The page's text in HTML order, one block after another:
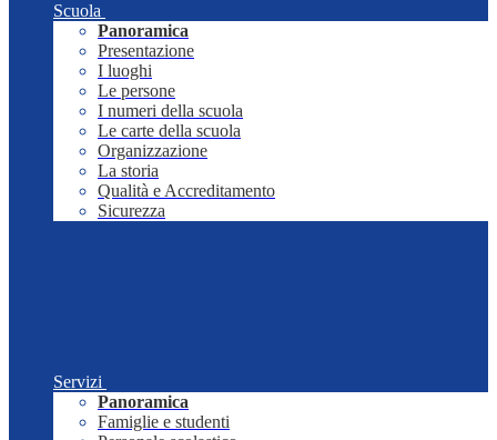
Scuola
Panoramica
Presentazione
I luoghi
Le persone
I numeri della scuola
Le carte della scuola
Organizzazione
La storia
Qualità e Accreditamento
Sicurezza
Servizi
Panoramica
Famiglie e studenti